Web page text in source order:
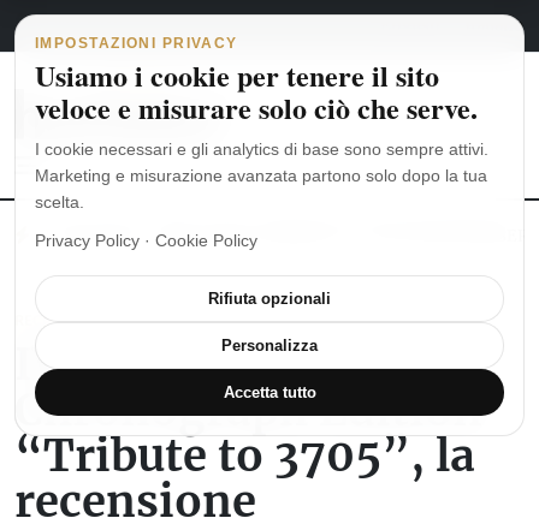
Vai al contenuto
Navigazione principale
6 agosto 2026 italiano
MoonSwatch: dalle origini al MISSION TO THE MOONPHASE
RECENSIONI OROLOGI
IWC Pilot’s Watch
Chronograph Edition
“Tribute to 3705”, la
recensione
IMPOSTAZIONI PRIVACY
Usiamo i cookie per tenere il sito
veloce e misurare solo ciò che serve.
I cookie necessari e gli analytics di base sono sempre attivi.
Marketing e misurazione avanzata partono solo dopo la tua
scelta.
Privacy Policy · Cookie Policy
Rifiuta opzionali
Personalizza
Accetta tutto